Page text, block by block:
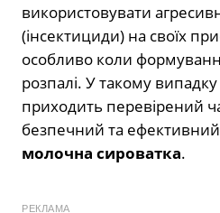
використовувати
(інсектициди) на своїх
особливо коли
розпалі. У такому
приходить перевірений
безпечний та
молочна сироватка.
РЕКЛАМА